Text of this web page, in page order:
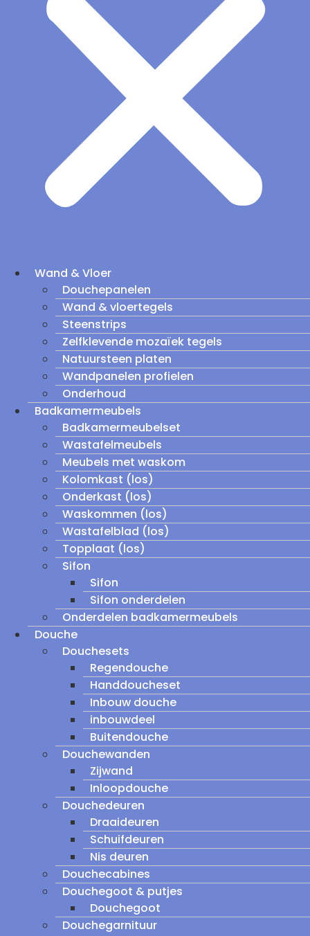
Wand & Vloer
Douchepanelen
Wand & vloertegels
Steenstrips
Zelfklevende mozaïek tegels
Natuursteen platen
Wandpanelen profielen
Onderhoud
Badkamermeubels
Badkamermeubelset
Wastafelmeubels
Meubels met waskom
Kolomkast (los)
Onderkast (los)
Waskommen (los)
Wastafelblad (los)
Topplaat (los)
Sifon
Sifon
Sifon onderdelen
Onderdelen badkamermeubels
Douche
Douchesets
Regendouche
Handdoucheset
Inbouw douche
inbouwdeel
Buitendouche
Douchewanden
Zijwand
Inloopdouche
Douchedeuren
Draaideuren
Schuifdeuren
Nis deuren
Douchecabines
Douchegoot & putjes
Douchegoot
Douchegarnituur